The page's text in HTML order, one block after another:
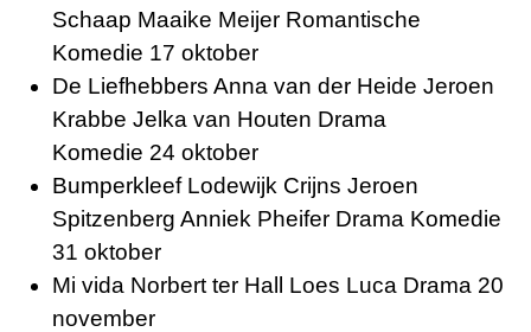
Schaap Maaike Meijer Romantische
Komedie 17 oktober
De Liefhebbers Anna van der Heide Jeroen
Krabbe Jelka van Houten Drama
Komedie 24 oktober
Bumperkleef Lodewijk Crijns Jeroen
Spitzenberg Anniek Pheifer Drama Komedie
31 oktober
Mi vida Norbert ter Hall Loes Luca Drama 20
november